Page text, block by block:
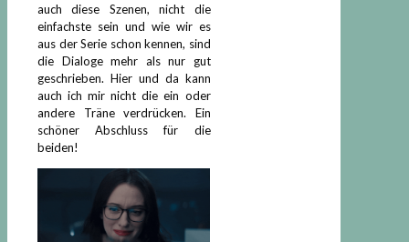
auch diese Szenen, nicht die
einfachste sein und wie wir es
aus der Serie schon kennen, sind
die Dialoge mehr als nur gut
geschrieben. Hier und da kann
auch ich mir nicht die ein oder
andere Träne verdrücken. Ein
schöner Abschluss für die
beiden!